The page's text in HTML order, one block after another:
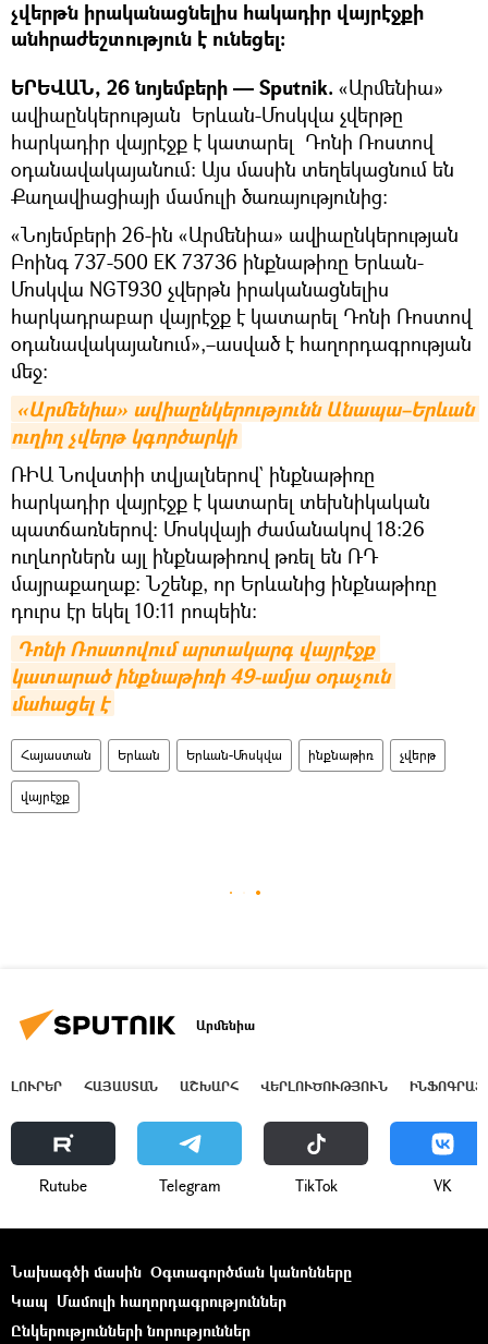
չվերթն իրականացնելիս հակադիր վայրէջքի
անհրաժեշտություն է ունեցել։
ԵՐԵՎԱՆ, 26 նոյեմբերի — Sputnik. «Արմենիա»
ավիաընկերության Երևան-Մոսկվա չվերթը
հարկադիր վայրէջք է կատարել Դոնի Ռոստով
օդանավակայանում։ Այս մասին տեղեկացնում են
Քաղավիացիայի մամուլի ծառայությունից։
«Նոյեմբերի 26-ին «Արմենիա» ավիաընկերության
Բոինգ 737-500 EK 73736 ինքնաթիռը Երևան-
Մոսկվա NGT930 չվերթն իրականացնելիս
հարկադրաբար վայրէջք է կատարել Դոնի Ռոստով
օդանավակայանում»,–ասված է հաղորդագրության
մեջ։
«Արմենիա» ավիաընկերությունն Անապա–Երևան
ուղիղ չվերթ կգործարկի
ՌԻԱ Նովստիի տվյալներով` ինքնաթիռը
հարկադիր վայրէջք է կատարել տեխնիկական
պատճառներով։ Մոսկվայի ժամանակով 18։26
ուղևորներն այլ ինքնաթիռով թռել են ՌԴ
մայրաքաղաք։ Նշենք, որ Երևանից ինքնաթիռը
դուրս էր եկել 10։11 րոպեին։
Դոնի Ռոստովում արտակարգ վայրէջք
կատարած ինքնաթիռի 49-ամյա օդաչուն
մահացել է
Հայաստան Երևան Երևան-Մոսկվա ինքնաթիռ չվերթ
վայրէջք
Արմենիա
ԼՈՒՐԵՐ ՀԱՅԱՍՏԱՆ ԱՇԽԱՐՀ ՎԵՐԼՈՒԾՈՒԹՅՈՒՆ
Rutube Telegram ТikТоk VK
Նախագծի մասին Օգտագործման կանոնները
Կապ Մամուլի հաղորդագրություններ
Ընկերությունների նորություններ